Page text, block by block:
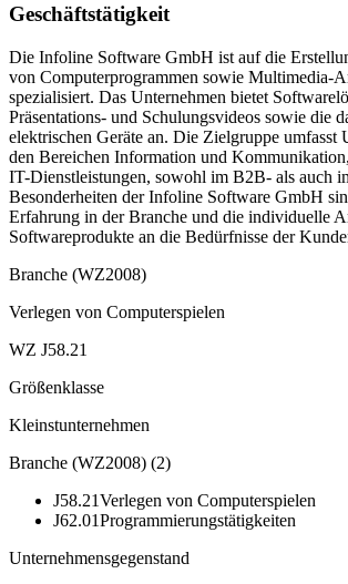
Geschäftstätigkeit
Die Infoline Software GmbH ist auf die
von Computerprogrammen sowie Multimedia-
spezialisiert. Das Unternehmen bietet
Präsentations- und Schulungsvideos sowie die
elektrischen Geräte an. Die Zielgruppe umfasst
den Bereichen Information und
IT-Dienstleistungen, sowohl im B2B- als auch
Besonderheiten der Infoline Software GmbH
Erfahrung in der Branche und die individuelle
Softwareprodukte an die Bedürfnisse der
Branche (WZ2008)
Verlegen von Computerspielen
WZ J58.21
Größenklasse
Kleinstunternehmen
Branche (WZ2008) (2)
J58.21Verlegen von Computerspielen
J62.01Programmierungstätigkeiten
Unternehmensgegenstand